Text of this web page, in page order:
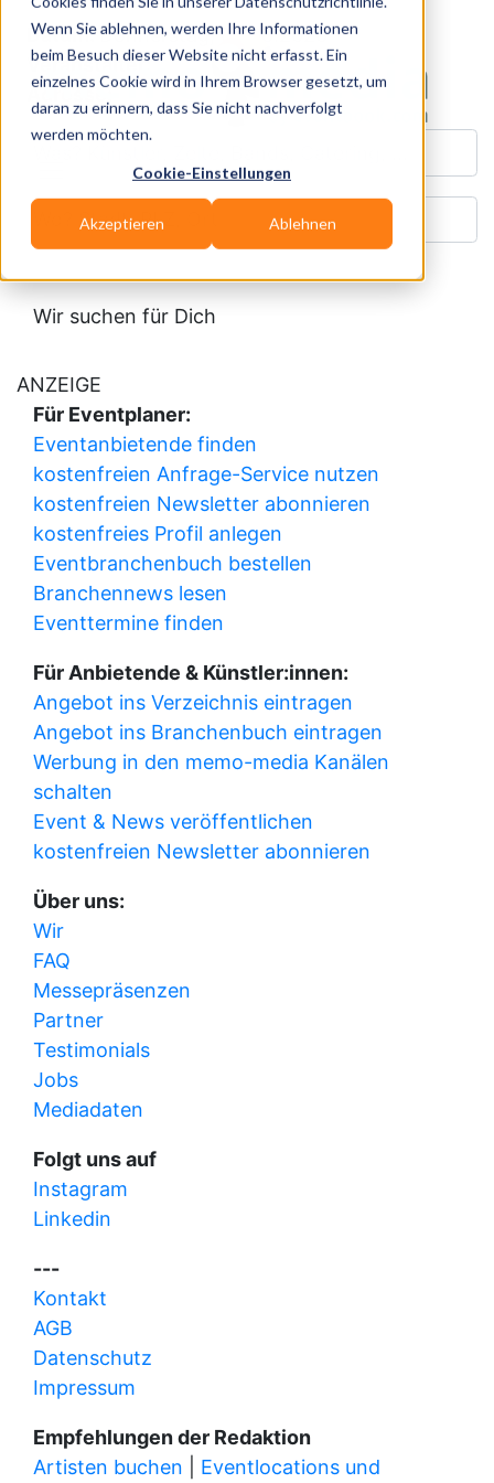
Wenn Sie ablehnen, werden Ihre Informationen
beim Besuch dieser Website nicht erfasst. Ein
einzelnes Cookie wird in Ihrem Browser gesetzt, um
daran zu erinnern, dass Sie nicht nachverfolgt
werden möchten.
Cookie-Einstellungen
Akzeptieren Ablehnen
Datum:Donnerstag, 06.08.2026
Veranstalter:
Adresse:
Was? Künstler, Zelte, Bands, Catering, ...
Wo? Stadt, PLZ, Ort
Wir suchen für Dich
ANZEIGE
Für Eventplaner:
Eventanbietende finden
kostenfreien Anfrage-Service nutzen
kostenfreien Newsletter abonnieren
kostenfreies Profil anlegen
Eventbranchenbuch bestellen
Branchennews lesen
Eventtermine finden
Für Anbietende & Künstler:innen:
Angebot ins Verzeichnis eintragen
Angebot ins Branchenbuch eintragen
Werbung in den memo-media Kanälen
schalten
Event & News veröffentlichen
kostenfreien Newsletter abonnieren
Über uns:
Wir
FAQ
Messepräsenzen
Partner
Testimonials
Jobs
Mediadaten
Folgt uns auf
Instagram
Linkedin
---
Kontakt
AGB
Datenschutz
Impressum
Empfehlungen der Redaktion
Artisten buchen
Eventlocations und